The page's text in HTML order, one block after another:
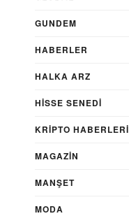
GUNDEM
HABERLER
HALKA ARZ
HİSSE SENEDİ
KRIPTO HABERLERI
MAGAZİN
MANŞET
MODA